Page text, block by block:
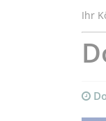
Ihr